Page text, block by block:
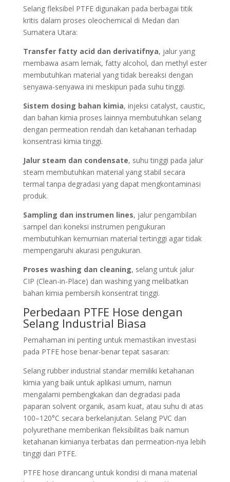
Selang fleksibel PTFE digunakan pada berbagai titik
kritis dalam proses oleochemical di Medan dan
Sumatera Utara:
Transfer fatty acid dan derivatifnya, jalur yang
membawa asam lemak, fatty alcohol, dan methyl ester
membutuhkan material yang tidak bereaksi dengan
senyawa-senyawa ini meskipun pada suhu tinggi.
Sistem dosing bahan kimia, injeksi catalyst, caustic,
dan bahan kimia proses lainnya membutuhkan selang
dengan permeation rendah dan ketahanan terhadap
konsentrasi kimia tinggi.
Jalur steam dan condensate, suhu tinggi pada jalur
steam membutuhkan material yang stabil secara
termal tanpa degradasi yang dapat mengkontaminasi
produk.
Sampling dan instrumen lines, jalur pengambilan
sampel dan koneksi instrumen pengukuran
membutuhkan kemurnian material tertinggi agar tidak
mempengaruhi akurasi pengukuran.
Proses washing dan cleaning, selang untuk jalur
CIP (Clean-in-Place) dan washing yang melibatkan
bahan kimia pembersih konsentrat tinggi.
Perbedaan PTFE Hose dengan
Selang Industrial Biasa
Pemahaman ini penting untuk memastikan investasi
pada PTFE hose benar-benar tepat sasaran:
Selang rubber industrial standar memiliki ketahanan
kimia yang baik untuk aplikasi umum, namun
mengalami pembengkakan dan degradasi pada
paparan solvent organik, asam kuat, atau suhu di atas
100–120°C secara berkelanjutan. Selang PVC dan
polyurethane memberikan fleksibilitas baik namun
ketahanan kimianya terbatas dan permeation-nya lebih
tinggi dari PTFE.
PTFE hose dirancang untuk kondisi di mana material